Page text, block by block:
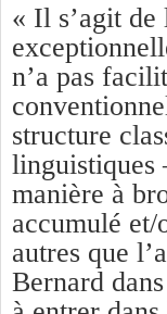
« Il s’agit de
n’a pas
structure
linguistiques
manière à
accumulé et/
autres que
Bernard